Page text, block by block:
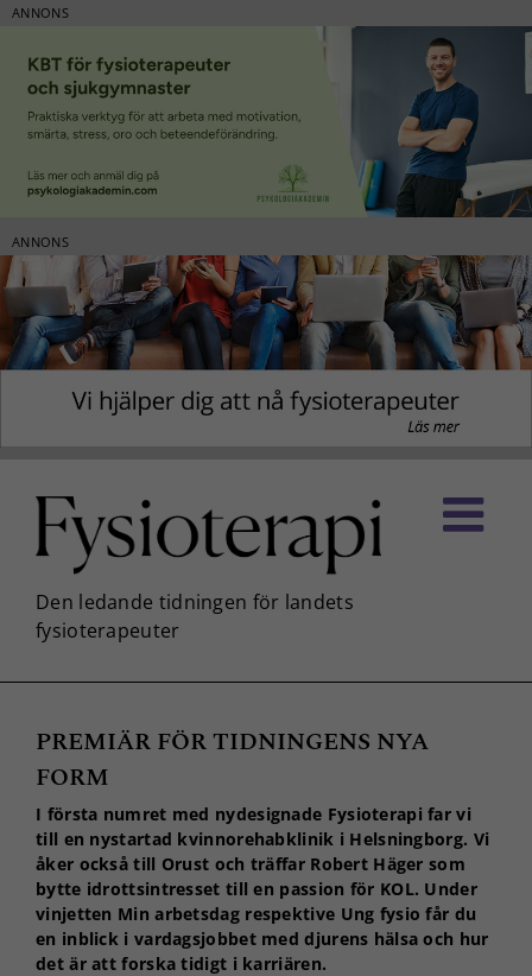
ANNONS
ANNONS
innehållet
PREMIÄR FÖR TIDNINGENS NYA
FORM
I första numret med nydesignade Fysioterapi far vi
till en nystartad kvinnorehabklinik i Helsningborg. Vi
åker också till Orust och träffar Robert Häger som
bytte idrottsintresset till en passion för KOL. Under
vinjetten Min arbetsdag respektive Ung fysio får du
en inblick i vardagsjobbet med djurens hälsa och hur
det är att forska tidigt i karriären.